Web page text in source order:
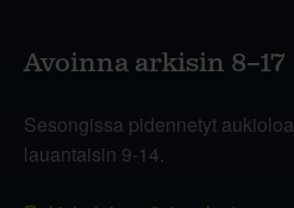
Avoinna arkisin 8–17
Sesongissa pidennetyt
lauantaisin 9-14.